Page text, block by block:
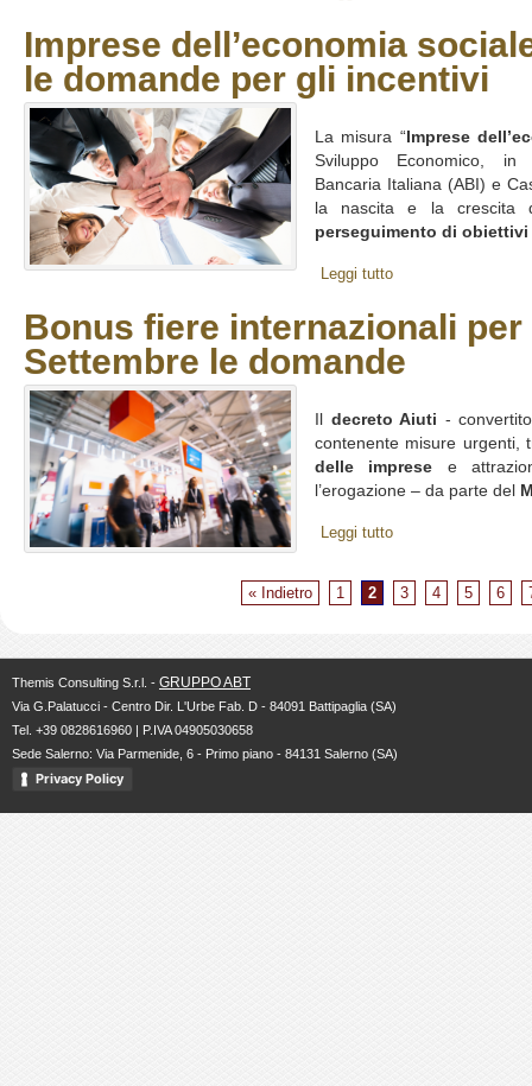
Imprese dell’economia
le domande per gli incentivi
La misura “ Imprese
Sviluppo Economico, in
Bancaria Italiana (ABI) e
la nascita e la crescita
perseguimento di
Leggi tutto
Bonus fiere internazionali
Settembre le domande
decreto Aiuti -
contenente misure
delle imprese e
l’erogazione – da parte del
Leggi tutto
« Indietro 1 2 3 4 5 6
Themis Consulting S.r.l. - GRUPPO ABT
Via G.Palatucci - Centro Dir. L'Urbe Fab. D - 84091 Battipaglia (SA)
Tel. +39 0828616960 | P.IVA 04905030658
Sede Salerno: Via Parmenide, 6 - Primo piano - 84131 Salerno (SA)
Privacy Policy